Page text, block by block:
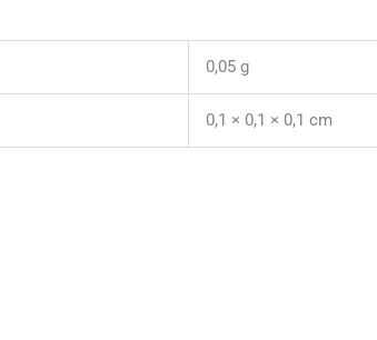
0,05 g
0,1 × 0,1 × 0,1 cm